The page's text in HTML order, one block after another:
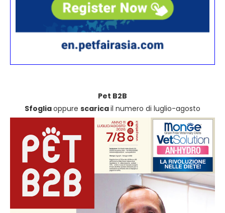
Pet B2B
Sfogliaoppure scaricail numero di luglio-agosto